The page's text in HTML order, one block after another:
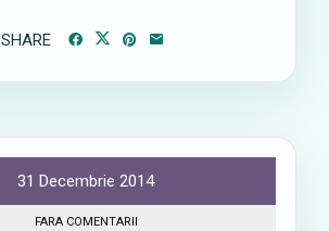
SHARE
31 Decembrie 2014
FARA COMENTARII